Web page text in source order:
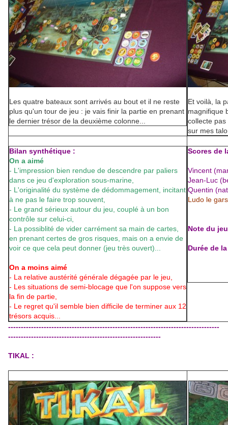
Les quatre bateaux sont arrivés au bout et il ne reste
plus qu'un tour de jeu : je vais finir la partie en prenant
le dernier trésor de la deuxième colonne...
Et voilà, la
magnifique
collecte
sur mes
Bilan synthétique :
On a aimé
- L'impression bien rendue de descendre par paliers
dans ce jeu d'exploration sous-marine,
- L'originalité du système de dédommagement, incitant
à ne pas le faire trop souvent,
- Le grand sérieux autour du jeu, couplé à un bon
contrôle sur celui-ci,
- La possiblité de vider carrément sa main de cartes,
en prenant certes de gros risques, mais on a envie de
voir ce que cela peut donner (jeu très ouvert)...
On a moins aimé
- La relative austérité générale dégagée par le jeu,
- Les situations de semi-blocage que l'on suppose vers
la fin de partie,
- Le regret qu'il semble bien difficile de terminer aux 12
trésors acquis...
Scores de
Vincent
Jean-Luc
Quentin
Ludo le
Note du
Durée de
-----------------------------------------------------------------------------------
------------------------------------------------------------
TIKAL :